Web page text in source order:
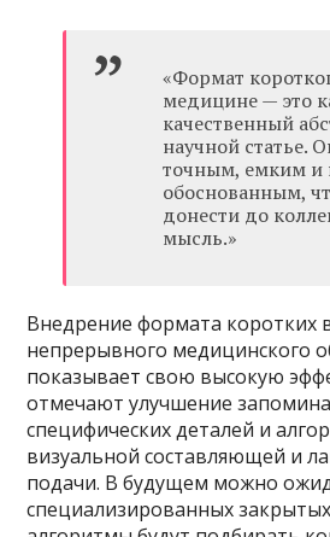
«Формат
медицине — это
качественный
научной статье.
точным, емким и
обоснованным,
донести до
мысль.»
Внедрение формата коротких
непрерывного медицинского
показывает свою высокую
отмечают улучшение
специфических деталей и
визуальной составляющей и
подачи. В будущем можно
специализированных